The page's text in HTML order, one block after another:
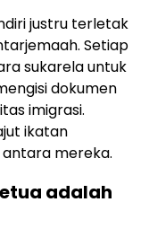
justru terletak
Setiap
sukarela untuk
dokumen
imigrasi.
ikatan
mereka.
adalah